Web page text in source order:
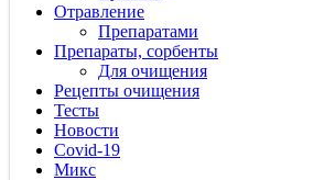
Отравление
Препаратами
Препараты, сорбенты
Для очищения
Рецепты очищения
Тесты
Новости
Covid-19
Микс